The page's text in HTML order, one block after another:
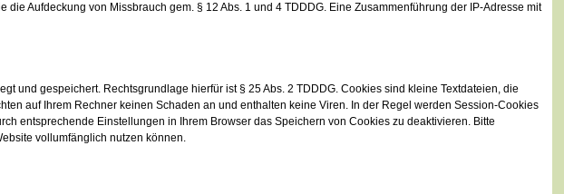
Aufdeckung von Missbrauch gem. § 12 Abs. 1 und 4 TDDDG. Eine Zusammenführung der IP-Adresse mit
und gespeichert. Rechtsgrundlage hierfür ist § 25 Abs. 2 TDDDG. Cookies sind kleine Textdateien, die
auf Ihrem Rechner keinen Schaden an und enthalten keine Viren. In der Regel werden Session-Cookies
entsprechende Einstellungen in Ihrem Browser das Speichern von Cookies zu deaktivieren. Bitte
vollumfänglich nutzen können.